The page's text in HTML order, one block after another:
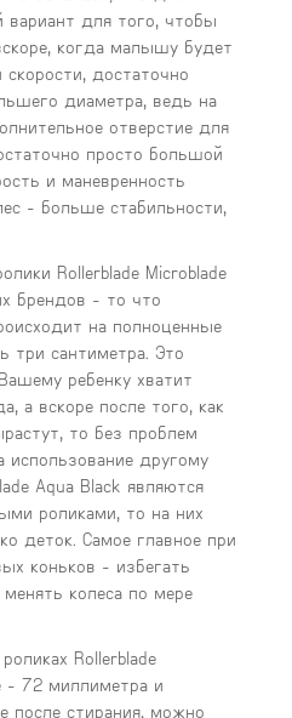
вариант для того, чтобы
когда малышу будет
достаточно
диаметра, ведь на
отверстие для
просто большой
и маневренность
- больше стабильности,
Rollerblade Microblade
брендов - то что
на полноценные
три сантиметра. Это
ребенку хватит
а вскоре после того, как
то без проблем
другому
Aqua Black являются
роликами, то на них
деток. Самое главное при
коньков - избегать
колеса по мере
Rollerblade
- 72 миллиметра и
после стирания, можно